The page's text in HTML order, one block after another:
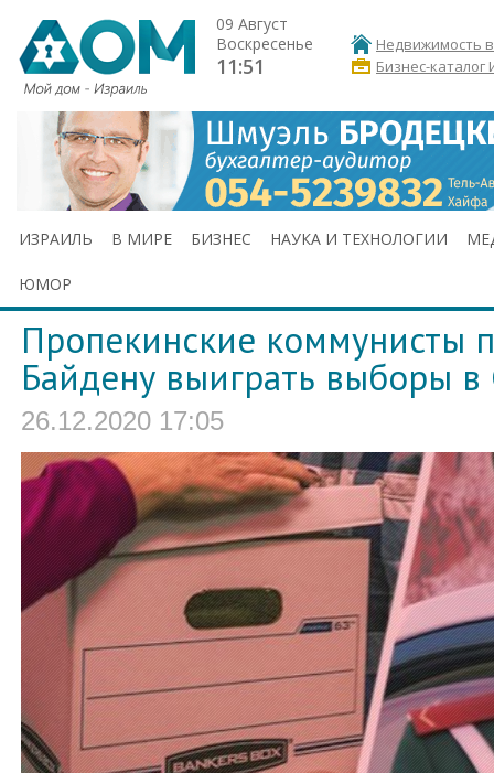
09 Август
Воскресенье
11:51
Недвижимость
Бизнес-каталог
ИЗРАИЛЬ В МИРЕ БИЗНЕС НАУКА И ТЕХНОЛОГИИ
ЮМОР
Пропекинские коммунисты
Байдену выиграть выборы
26.12.2020 17:05